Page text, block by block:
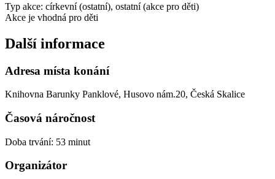
Typ akce: církevní (ostatní), ostatní (akce pro děti)
Akce je vhodná pro děti
Další informace
Adresa místa konání
Knihovna Barunky Panklové, Husovo nám.20, Česká Skalice
Časová náročnost
Doba trvání: 53 minut
Organizátor